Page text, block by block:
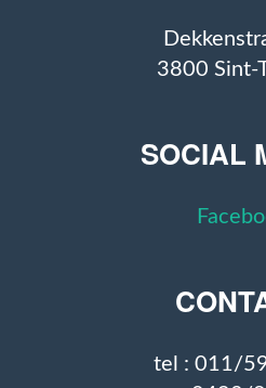
3800 Sint-
SOCIAL
tel : 011/